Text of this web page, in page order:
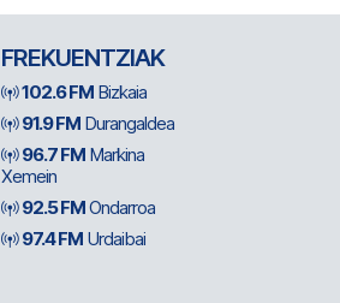
FREKUENTZIAK
102.6 FM Bizkaia
91.9 FM Durangaldea
96.7 FM Markina
Xemein
92.5 FMOndarroa
97.4 FM Urdaibai